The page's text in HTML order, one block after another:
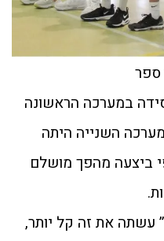
ספר
במערכה הראשונה
השנייה היתה
ביצעה מהפך מושלם
עשתה את זה קל יותר,